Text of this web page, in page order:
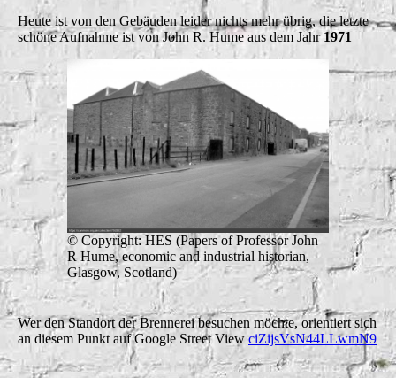
Heute ist von den Gebäuden leider nichts mehr übrig, die letzte
schöne Aufnahme ist von John R. Hume aus dem Jahr1971
© Copyright: HES (Papers of Professor John
R Hume, economic and industrial historian,
Glasgow, Scotland)
Wer den Standort der Brennerei besuchen möchte, orientiert sich
an diesem Punkt auf Google Street ViewciZijsVsN44LLwmN9